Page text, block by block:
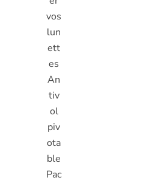
vos
lun
ett
es
An
tiv
ol
piv
ota
ble
Pac